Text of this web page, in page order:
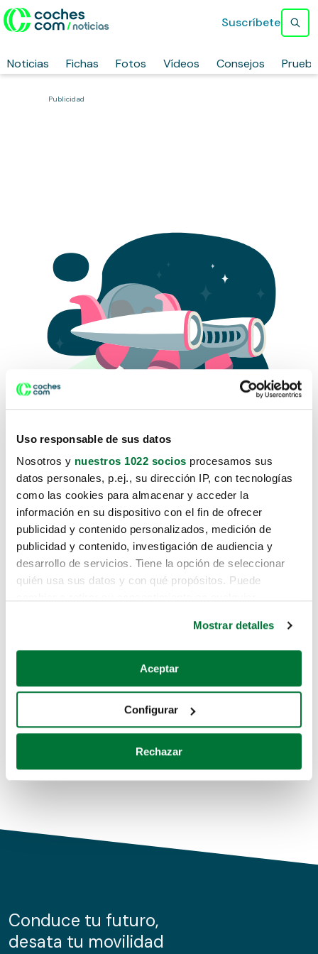
Uso responsable de sus datos
Nosotros y nuestros 1022 socios procesamos sus
datos personales, p.ej., su dirección IP, con tecnologías
como las cookies para almacenar y acceder la
información en su dispositivo con el fin de ofrecer
publicidad y contenido personalizados, medición de
publicidad y contenido, investigación de audiencia y
desarrollo de servicios. Tiene la opción de seleccionar
quién usa sus datos y con qué propósitos. Puede
Si lo permite, también quisiéramos:
Recopilar información sobre su ubicación geográfica
Identificar su dispositivo analizándolo activamente
para buscar características específicas (huellas
Obtenga más información sobre cómo se procesan sus
de cookies.
información sobre el uso que haga del sitio web con
nuestros partners de redes sociales, publicidad y análisis
Mostrar detalles
Aceptar
Configurar
Rechazar
Noticias Fichas Fotos Vídeos Consejos
Suscríbete
Publicidad
Lo sentimos, no sabemos como
te hemos traido hasta aquí.
Pero puedes encontrar el coche que estás
buscando en alguno de estos enlaces:
Coches de segunda mano
Coches de km0
Conduce tu futuro,
desata tu movilidad